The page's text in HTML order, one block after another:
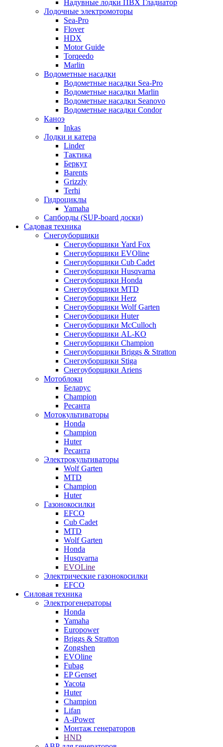
Надувные лодки ПВХ Гладиатор
Лодочные электромоторы
Sea-Pro
Flover
HDX
Motor Guide
Torqeedo
Marlin
Водометные насадки
Водометные насадки Sea-Pro
Водометные насадки Marlin
Водометные насадки Seanovo
Водометные насадки Condor
Каноэ
Inkas
Лодки и катера
Linder
Тактика
Беркут
Barents
Grizzly
Terhi
Гидроциклы
Yamaha
Сапборды (SUP-board доски)
Садовая техника
Снегоуборщики
Снегоуборщики Yard Fox
Снегоуборщики EVOline
Снегоуборщики Cub Cadet
Снегоуборщики Husqvarna
Снегоуборщики Honda
Снегоуборщики MTD
Снегоуборщики Herz
Снегоуборщики Wolf Garten
Снегоуборщики Huter
Снегоуборщики McCulloch
Снегоуборщики AL-KO
Снегоуборщики Champion
Снегоуборщики Briggs & Stratton
Снегоуборщики Stiga
Снегоуборщики Ariens
Мотоблоки
Беларус
Champion
Ресанта
Мотокультиваторы
Honda
Champion
Huter
Ресанта
Электрокультиваторы
Wolf Garten
MTD
Champion
Huter
Газонокосилки
EFCO
Cub Cadet
MTD
Wolf Garten
Honda
Husqvarna
EVOLine
Электрические газонокосилки
EFCO
Силовая техника
Электрогенераторы
Honda
Yamaha
Europower
Briggs & Stratton
Zongshen
EVOline
Fubag
EP Genset
Yacota
Huter
Champion
Lifan
A-iPower
Монтаж генераторов
HND